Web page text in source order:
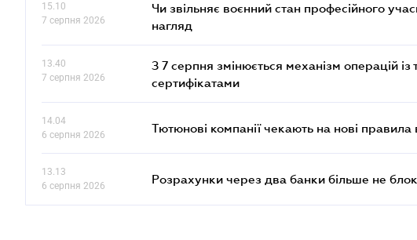
15.10
7 серпня 2026
Чи звільняє воєнний стан професійного
нагляд
13.40
7 серпня 2026
З 7 серпня змінюється механізм операцій
сертифікатами
14.04
6 серпня 2026
Тютюнові компанії чекають на нові правила
13.13
6 серпня 2026
Розрахунки через два банки більше не